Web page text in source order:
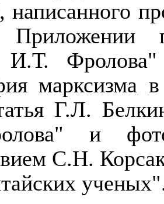
написанного
И.Т.
марксизма
Г.Л.
и
С.Н.